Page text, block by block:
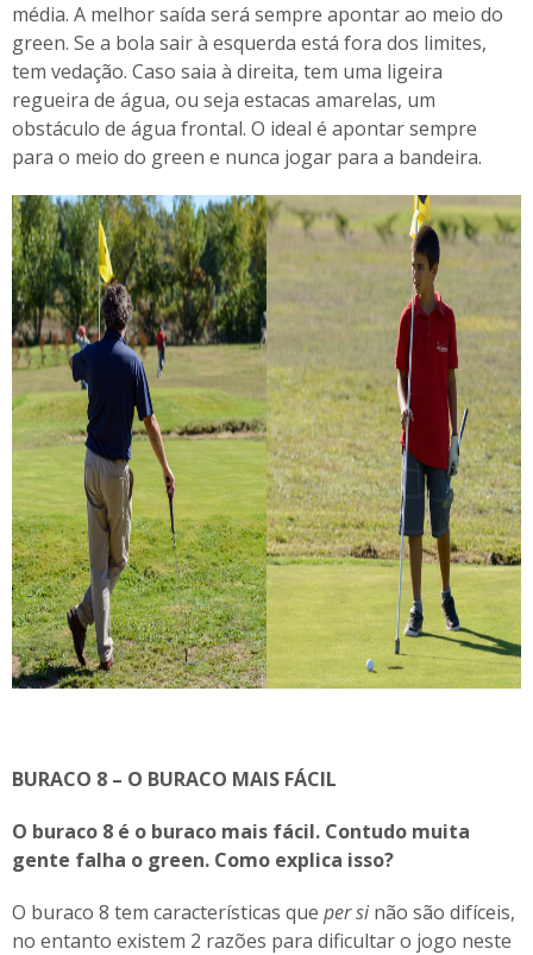
média. A melhor saída será sempre apontar ao meio do
green. Se a bola sair à esquerda está fora dos limites,
tem vedação. Caso saia à direita, tem uma ligeira
regueira de água, ou seja estacas amarelas, um
obstáculo de água frontal. O ideal é apontar sempre
para o meio do green e nunca jogar para a bandeira.
BURACO 8 – O BURACO MAIS FÁCIL
O buraco 8 é o buraco mais fácil. Contudo muita
gente falha o green. Como explica isso?
O buraco 8 tem características que per sinão são difíceis,
no entanto existem 2 razões para dificultar o jogo neste